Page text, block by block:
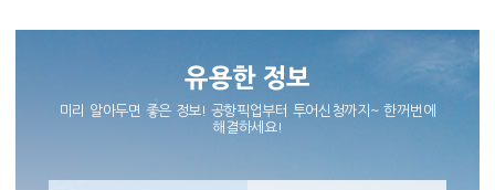
유용한 정보
미리 알아두면 좋은 정보! 공항픽업부터 투어신청까지~ 한꺼번에
해결하세요!